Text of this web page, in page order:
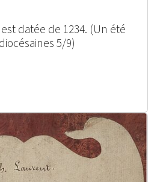
datée de 1234. (Un été
5/9)